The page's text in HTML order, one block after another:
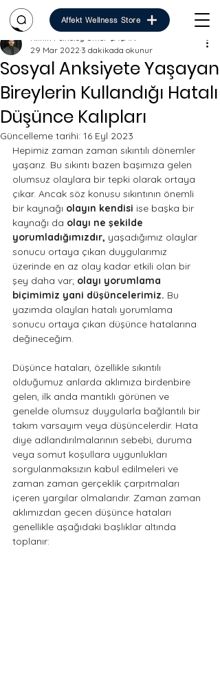
Affekt Wellness Store
Sosyal Anksiyete Yaşayan
Bireylerin Kullandığı Hatalı
Düşünce Kalıpları
Klinik Psikolog Ömer ÇAÇAN
29 Mar 2022 3 dakikada okunur
Güncelleme tarihi: 16 Eyl 2023
Hepimiz zaman zaman sıkıntılı dönemler
yaşarız. Bu sıkıntı bazen başımıza gelen
olumsuz olaylara bir tepki olarak ortaya
çıkar. Ancak söz konusu sıkıntının önemli
bir kaynağı olayın kendisi ise başka bir
kaynağı da olayı ne şekilde
yorumladığımızdır, yaşadığımız olaylar
sonucu ortaya çıkan duygularımız
üzerinde en az olay kadar etkili olan bir
şey daha var; olayı yorumlama
biçimimiz yani düşüncelerimiz. Bu
yazımda olayları hatalı yorumlama
sonucu ortaya çıkan düşünce hatalarına
değineceğim.
Düşünce hataları, özellikle sıkıntılı
olduğumuz anlarda aklımıza birdenbire
gelen, ilk anda mantıklı görünen ve
genelde olumsuz duygularla bağlantılı bir
takım varsayım veya düşüncelerdir. Hata
diye adlandırılmalarının sebebi, duruma
veya somut koşullara uygunlukları
sorgulanmaksızın kabul edilmeleri ve
zaman zaman gerçeklik çarpıtmaları
içeren yargılar olmalarıdır. Zaman zaman
aklımızdan gecen düşünce hataları
genellikle aşağıdaki başlıklar altında
toplanır: